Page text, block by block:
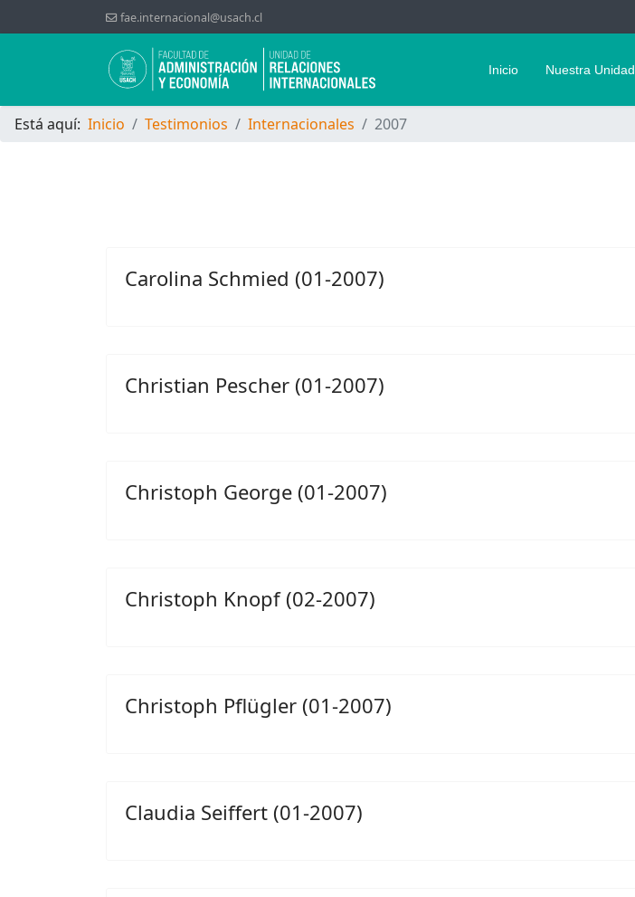
fae.internacional@usach.cl
Inicio Nuestra Unidad
Está aquí: Inicio Testimonios Internacionales 2007
Carolina Schmied (01-2007)
Christian Pescher (01-2007)
Christoph George (01-2007)
Christoph Knopf (02-2007)
Christoph Pflügler (01-2007)
Claudia Seiffert (01-2007)